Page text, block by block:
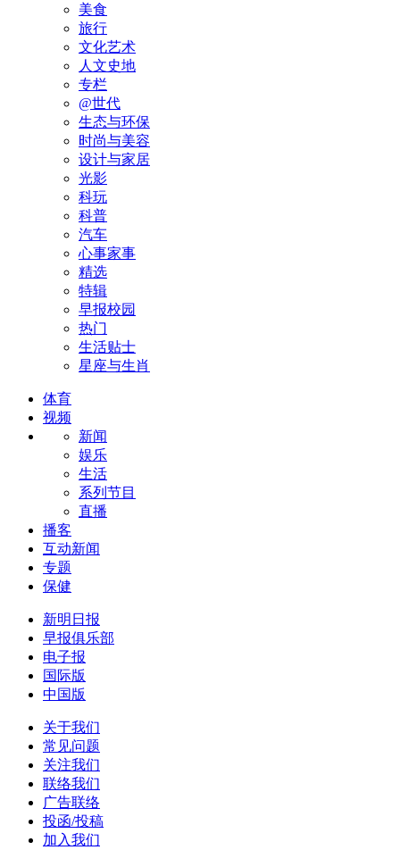
美食
旅行
文化艺术
人文史地
专栏
@世代
生态与环保
时尚与美容
设计与家居
光影
科玩
科普
汽车
心事家事
精选
特辑
早报校园
热门
生活贴士
星座与生肖
体育
视频
新闻
娱乐
生活
系列节目
直播
播客
互动新闻
专题
保健
新明日报
早报俱乐部
电子报
国际版
中国版
关于我们
常见问题
关注我们
联络我们
广告联络
投函/投稿
加入我们